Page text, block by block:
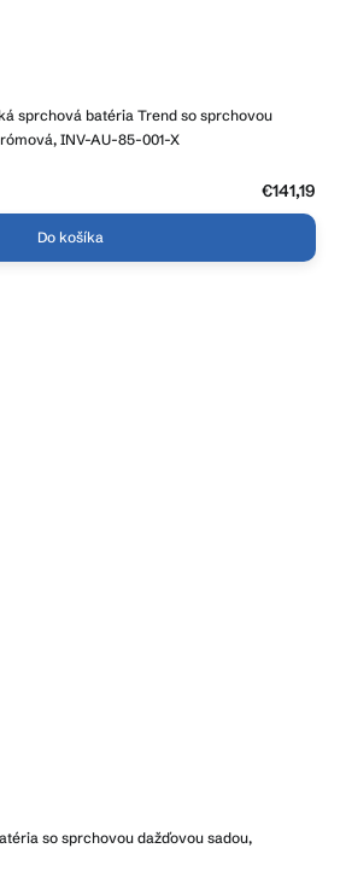
sprchová batéria Trend so sprchovou
INV-AU-85-001-X
€141,19
Do košíka
so sprchovou dažďovou sadou,